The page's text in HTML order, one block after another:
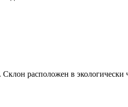
расположен в